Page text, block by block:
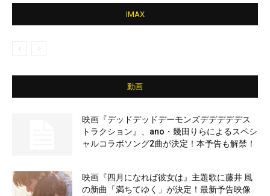
IMAX
動画
映画『デッドデッドデーモンズデデデデデス
トラクション』、ano・幾田りらによるスペシ
ャルコラボソング2曲が決定！本予告も解禁！
映画『四月になれば彼女は』主題歌に藤井 風
の新曲「満ちてゆく」が決定！最新予告映像